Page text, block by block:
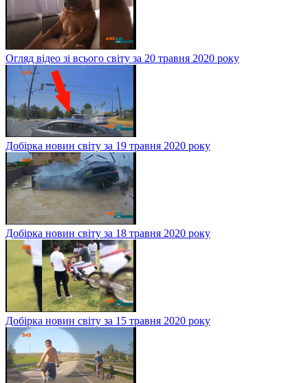
Огляд відео зі всього світу за 20 травня 2020 року
Добірка новин світу за 19 травня 2020 року
Добірка новин світу за 18 травня 2020 року
Добірка новин світу за 15 травня 2020 року